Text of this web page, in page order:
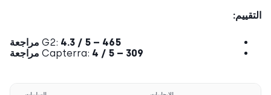
G2:4.3 / 5 – 465 مراجعة
Capterra:4 / 5 – 309 مراجعة